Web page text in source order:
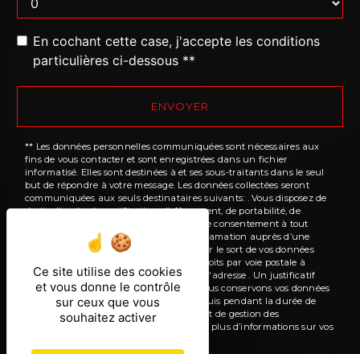
En cochant cette case, j'accepte les conditions
particulières ci-dessous **
ENVOYER
** Les données personnelles communiquées sont nécessaires aux
fins de vous contacter et sont enregistrées dans un fichier
informatisé. Elles sont destinées à et ses sous-traitants dans le seul
but de répondre à votre message. Les données collectées seront
communiquées aux seuls destinataires suivants: . Vous disposez de
droits d’accès, de rectification, d’effacement, de portabilité, de
limitation, d’opposition, de retrait de votre consentement à tout
moment et du droit d’introduire une réclamation auprès d’une
autorité de contrôle, ainsi que d’organiser le sort de vos données
post-mortem. Vous pouvez exercer ces droits par voie postale à
l'adresse ou par courrier électronique à l'adresse . Un justificatif
d'identité pourra vous être demandé. Nous conservons vos données
pendant la période de prise de contact puis pendant la durée de
prescription légale aux fins probatoires et de gestion des
contentieux. Consultez le site cnil.fr pour plus d’informations sur vos
Ce site utilise des cookies
et vous donne le contrôle
sur ceux que vous
souhaitez activer